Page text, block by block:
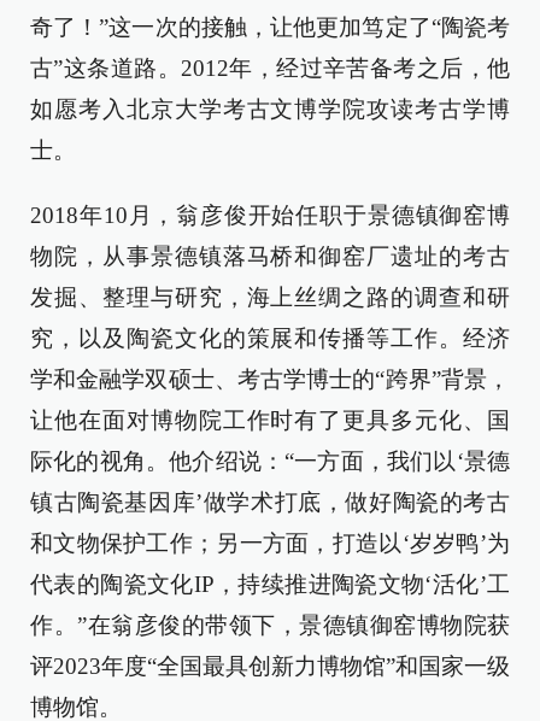
奇了！”这一次的接触，让他更加笃定了“陶瓷考
古”这条道路。2012年，经过辛苦备考之后，他
如愿考入北京大学考古文博学院攻读考古学博
士。
2018年10月，翁彦俊开始任职于景德镇御窑博
物院，从事景德镇落马桥和御窑厂遗址的考古
发掘、整理与研究，海上丝绸之路的调查和研
究，以及陶瓷文化的策展和传播等工作。经济
学和金融学双硕士、考古学博士的“跨界”背景，
让他在面对博物院工作时有了更具多元化、国
际化的视角。他介绍说：“一方面，我们以‘景德
镇古陶瓷基因库’做学术打底，做好陶瓷的考古
和文物保护工作；另一方面，打造以‘岁岁鸭’为
代表的陶瓷文化IP，持续推进陶瓷文物‘活化’工
作。”在翁彦俊的带领下，景德镇御窑博物院获
评2023年度“全国最具创新力博物馆”和国家一级
博物馆。